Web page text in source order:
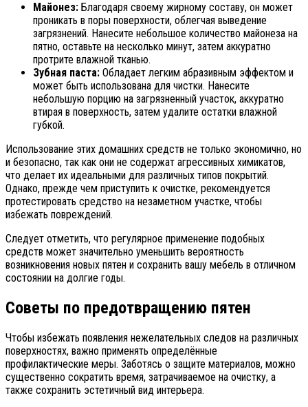
Майонез: Благодаря своему жирному составу, он может
проникать в поры поверхности, облегчая выведение
загрязнений. Нанесите небольшое количество майонеза на
пятно, оставьте на несколько минут, затем аккуратно
протрите влажной тканью.
Зубная паста: Обладает легким абразивным эффектом и
может быть использована для чистки. Нанесите
небольшую порцию на загрязненный участок, аккуратно
втирая в поверхность, затем удалите остатки влажной
губкой.
Использование этих домашних средств не только экономично, но
и безопасно, так как они не содержат агрессивных химикатов,
что делает их идеальными для различных типов покрытий.
Однако, прежде чем приступить к очистке, рекомендуется
протестировать средство на незаметном участке, чтобы
избежать повреждений.
Следует отметить, что регулярное применение подобных
средств может значительно уменьшить вероятность
возникновения новых пятен и сохранить вашу мебель в отличном
состоянии на долгие годы.
Советы по предотвращению пятен
Чтобы избежать появления нежелательных следов на различных
поверхностях, важно применять определённые
профилактические меры. Заботясь о защите материалов, можно
существенно сократить время, затрачиваемое на очистку, а
также сохранить эстетичный вид интерьера.